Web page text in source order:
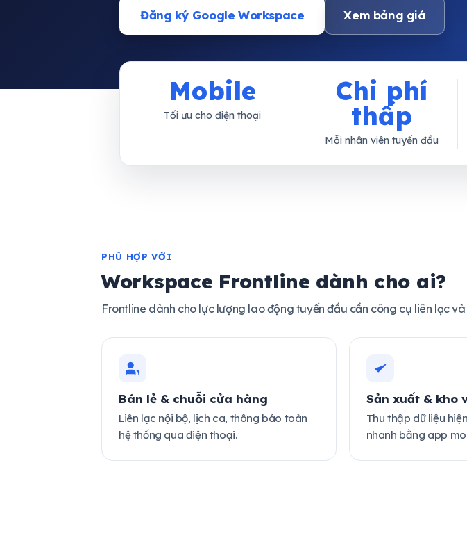
Đăng ký Google Workspace Xem bảng giá
Mobile
Tối ưu cho điện thoại
Chi phí
thấp
Mỗi nhân viên tuyến đầu
PHÙ HỢP VỚI
Workspace Frontline dành cho ai?
Frontline dành cho lực lượng lao động tuyến đầu cần công cụ liên lạc
Bán lẻ & chuỗi cửa hàng
Liên lạc nội bộ, lịch ca, thông báo toàn
hệ thống qua điện thoại.
Sản xuất & kho
Thu thập dữ liệu
nhanh bằng app